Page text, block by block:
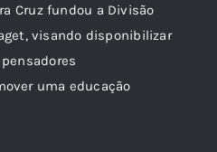
Cruz fundou a Divisão
visando disponibilizar
uma educação